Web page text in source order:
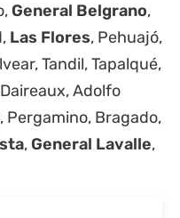
General Belgrano,
Las Flores, Pehuajó,
Tandil, Tapalqué,
Adolfo
Pergamino, Bragado,
, General Lavalle,